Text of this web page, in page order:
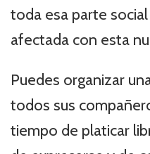
toda esa parte
afectada con esta
Puedes organizar
todos sus
tiempo de platicar